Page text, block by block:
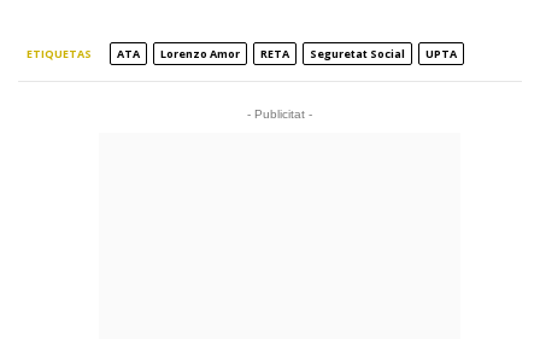
ETIQUETAS ATA Lorenzo Amor RETA Seguretat Social UPTA
- Publicitat -